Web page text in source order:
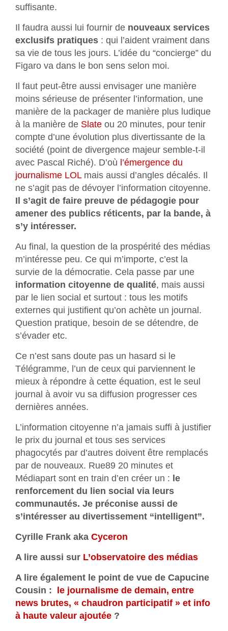
suffisante.
Il faudra aussi lui fournir de nouveaux services
exclusifs pratiques : qui l’aident vraiment dans
sa vie de tous les jours. L’idée du “concierge” du
Figaro va dans le bon sens selon moi.
Il faut peut-être aussi envisager une manière
moins sérieuse de présenter l’information, une
manière de la packager de manière plus ludique
à la manière de Slate ou 20 minutes, pour tenir
compte d’une évolution plus divertissante de la
société (point de divergence majeur semble-t-il
avec Pascal Riché). D’où l’émergence du
journalisme LOLmais aussi d’angles décalés. Il
ne s’agit pas de dévoyer l’information citoyenne.
Il s’agit de faire preuve de pédagogie pour
amener des publics réticents, par la bande, à
s’y intéresser.
Au final, la question de la prospérité des médias
m’intéresse peu. Ce qui m’importe, c’est la
survie de la démocratie. Cela passe par une
information citoyenne de qualité, mais aussi
par le lien social et surtout : tous les motifs
externes qui justifient qu’on achète un journal.
Question pratique, besoin de se détendre, de
s’évader etc.
Ce n’est sans doute pas un hasard si le
Télégramme, l’un de ceux qui parviennent le
mieux à répondre à cette équation, est le seul
journal à avoir vu sa diffusion progresser ces
dernières années.
L’information citoyenne n’a jamais suffi à justifier
le prix du journal et tous ses services
phagocytés par d’autres doivent être remplacés
par de nouveaux. Rue89 20 minutes et
Médiapart sont en train d’en créer un : le
renforcement du lien social via leurs
communautés. Je préconise aussi de
s’intéresser au divertissement “intelligent”.
Cyrille Frank aka Cyceron
A lire aussi sur L’observatoire des médias
A lire également le point de vue de Capucine
Cousin : le journalisme de demain, entre
news brutes, « chaudron participatif » et info
à haute valeur ajoutée ?